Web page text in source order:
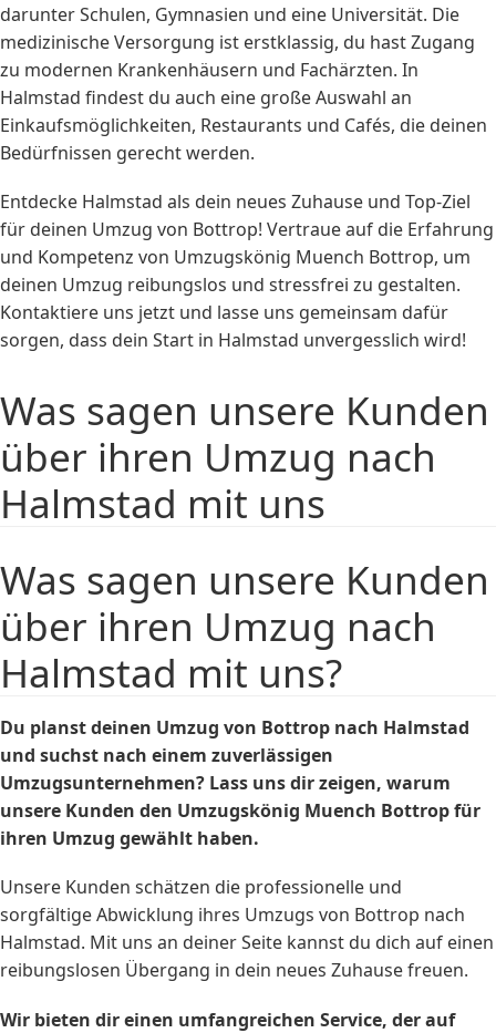
darunter Schulen, Gymnasien und eine Universität. Die
medizinische Versorgung ist erstklassig, du hast Zugang
zu modernen Krankenhäusern und Fachärzten. In
Halmstad findest du auch eine große Auswahl an
Einkaufsmöglichkeiten, Restaurants und Cafés, die deinen
Bedürfnissen gerecht werden.
Entdecke Halmstad als dein neues Zuhause und Top-Ziel
für deinen Umzug von Bottrop! Vertraue auf die Erfahrung
und Kompetenz von Umzugskönig Muench Bottrop, um
deinen Umzug reibungslos und stressfrei zu gestalten.
Kontaktiere uns jetzt und lasse uns gemeinsam dafür
sorgen, dass dein Start in Halmstad unvergesslich wird!
Was sagen unsere Kunden
über ihren Umzug nach
Halmstad mit uns
Was sagen unsere Kunden
über ihren Umzug nach
Halmstad mit uns?
Du planst deinen Umzug von Bottrop nach Halmstad
und suchst nach einem zuverlässigen
Umzugsunternehmen? Lass uns dir zeigen, warum
unsere Kunden den Umzugskönig Muench Bottrop für
ihren Umzug gewählt haben.
Unsere Kunden schätzen die professionelle und
sorgfältige Abwicklung ihres Umzugs von Bottrop nach
Halmstad. Mit uns an deiner Seite kannst du dich auf einen
reibungslosen Übergang in dein neues Zuhause freuen.
Wir bieten dir einen umfangreichen Service, der auf